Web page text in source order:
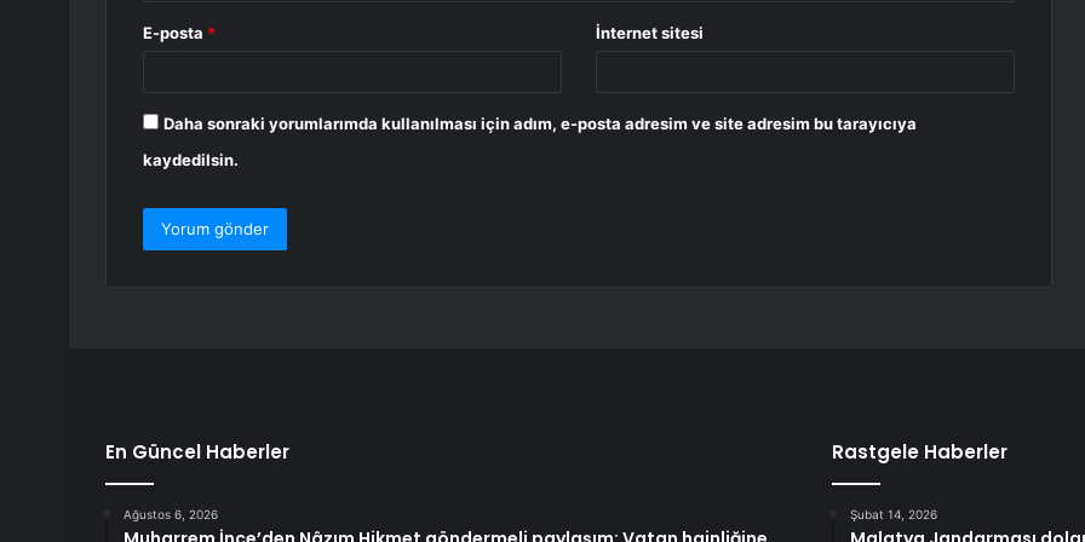
E-posta * İnternet sitesi
Daha sonraki yorumlarımda kullanılması için adım, e-posta adresim ve site adresim bu tarayıcıya
kaydedilsin.
En Güncel Haberler
Ağustos 6, 2026
Rastgele Haberler
Şubat 14, 2026